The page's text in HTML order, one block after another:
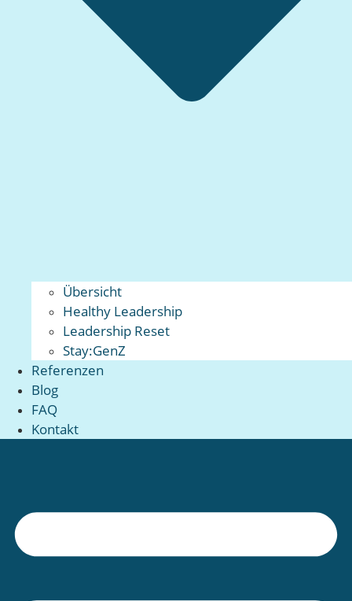
Übersicht
Healthy Leadership
Leadership Reset
Stay:GenZ
Referenzen
Blog
FAQ
Kontakt